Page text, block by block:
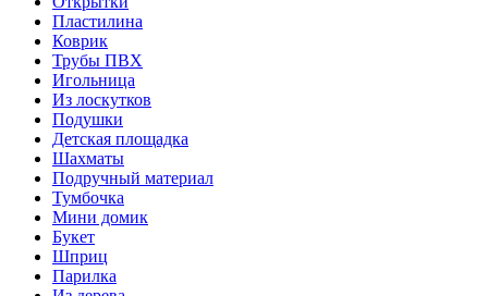
Пластилина
Коврик
Трубы ПВХ
Игольница
Из лоскутков
Подушки
Детская площадка
Шахматы
Подручный материал
Тумбочка
Мини домик
Букет
Шприц
Парилка